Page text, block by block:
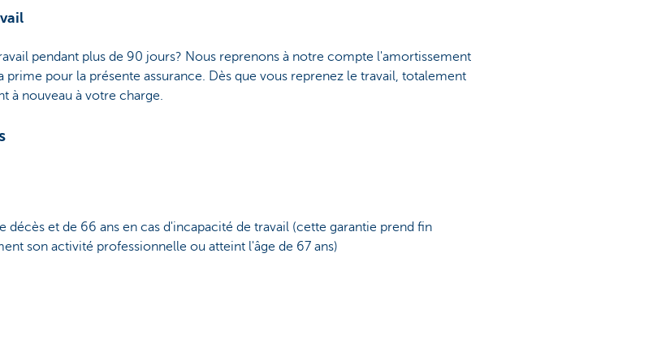
pendant plus de 90 jours? Nous reprenons à notre compte l'amortissement
pour la présente assurance. Dès que vous reprenez le travail, totalement
à nouveau à votre charge.
décès et de 66 ans en cas d'incapacité de travail (cette garantie prend fin
son activité professionnelle ou atteint l'âge de 67 ans)